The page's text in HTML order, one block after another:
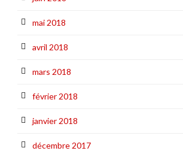
mai 2018
avril 2018
mars 2018
février 2018
janvier 2018
décembre 2017